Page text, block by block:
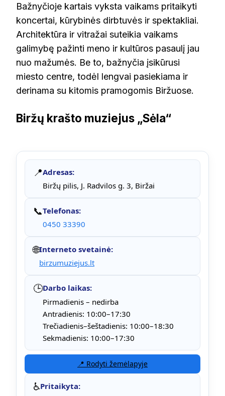
Bažnyčioje kartais vyksta vaikams pritaikyti
koncertai, kūrybinės dirbtuvės ir spektakliai.
Architektūra ir vitražai suteikia vaikams
galimybę pažinti meno ir kultūros pasaulį jau
nuo mažumės. Be to, bažnyčia įsikūrusi
miesto centre, todėl lengvai pasiekiama ir
derinama su kitomis pramogomis Biržuose.
Biržų krašto muziejus „Sėla“
📍Adresas:
Biržų pilis, J. Radvilos g. 3, Biržai
📞Telefonas:
0450 33390
🌐Interneto svetainė:
birzumuziejus.lt
🕒Darbo laikas:
Pirmadienis – nedirba
Antradienis: 10:00–17:30
Trečiadienis–šeštadienis: 10:00–18:30
Sekmadienis: 10:00–17:30
📍 Rodyti žemėlapyje
♿Pritaikyta: